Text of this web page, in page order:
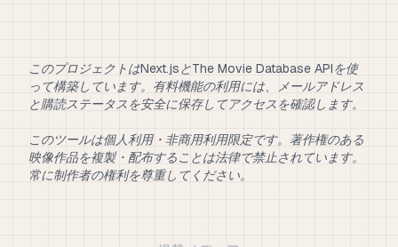
このプロジェクトはNext.jsとThe Movie Database APIを使
って構築しています。有料機能の利用には、メールアドレス
と購読ステータスを安全に保存してアクセスを確認します。
このツールは個人利用・非商用利用限定です。著作権のある
映像作品を複製・配布することは法律で禁止されています。
常に制作者の権利を尊重してください。